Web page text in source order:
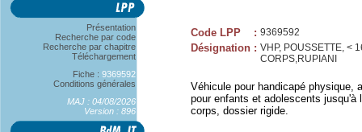
Présentation
Recherche par code
Recherche par chapitre
Téléchargement
Fiche : 9369592
Conditions générales
MAJ : 04/08/2026
Version : 896
Code LPP : 9369592
Désignation : VHP, POUSSETTE, <
CORPS,RUPIANI
Véhicule pour handicapé physique,
pour enfants et adolescents jusqu'à
corps, dossier rigide.